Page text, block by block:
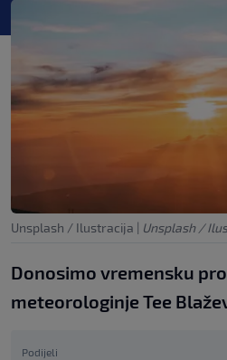
Unsplash / Ilustracija | Unsplash /
Donosimo vremensku
meteorologinje Tee
Podijeli